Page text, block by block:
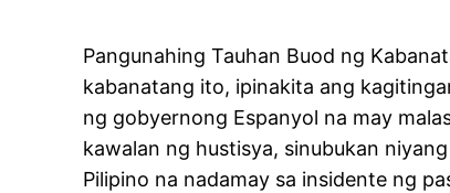
Pangunahing Tauhan Buod ng
kabanatang ito, ipinakita ang
ng gobyernong Espanyol na may
kawalan ng hustisya, sinubukan
Pilipino na nadamay sa insidente ng